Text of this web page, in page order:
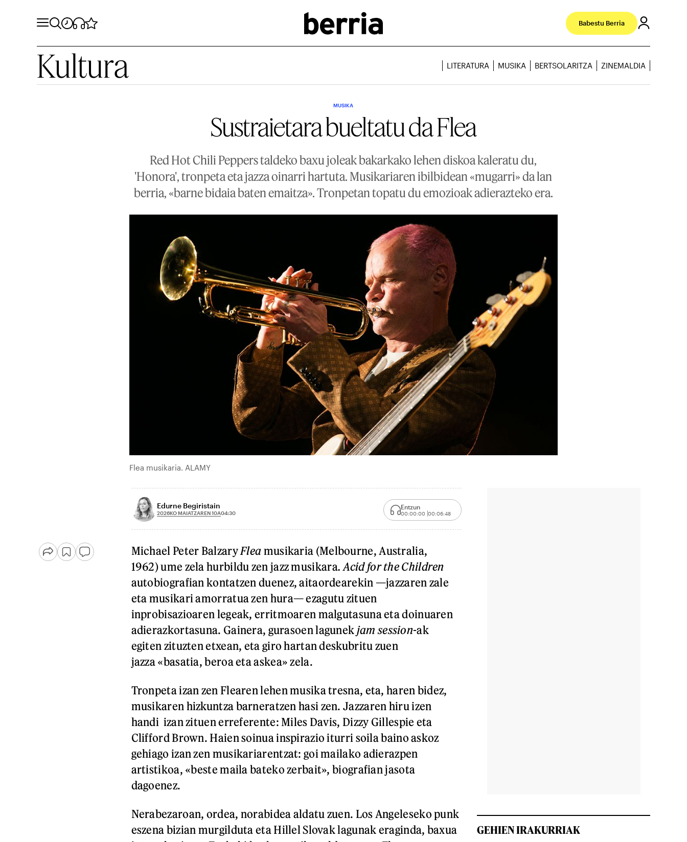
Babestu Berria
Kultura LITERATURA MUSIKA BERTSOLARITZA ZINEMALDIA
MUSIKA
Sustraietara bueltatu da Flea
Red Hot Chili Peppers taldeko baxu joleak bakarkako lehen diskoa kaleratu du,
'Honora', tronpeta eta jazza oinarri hartuta. Musikariaren ibilbidean «mugarri» da lan
berria, «barne bidaia baten emaitza». Tronpetan topatu du emozioak adierazteko era.
Flea musikaria. ALAMY
Edurne Begiristain
2026KO MAIATZAREN 10A04:30
Entzun
00:00:00 00:06:48
Michael Peter Balzary Flea musikaria (Melbourne, Australia,
1962)ume zela hurbildu zen jazz musikara. Acid for the Children
autobiografian kontatzen duenez, aitaordearekin —jazzaren zale
eta musikari amorratua zen hura— ezagutu zituen
inprobisazioaren legeak, erritmoaren malgutasuna eta doinuaren
adierazkortasuna. Gainera, gurasoen lagunek jam session-ak
egiten zituzten etxean, eta giro hartan deskubritu zuen
jazza «basatia, beroa eta askea» zela.
Tronpeta izan zen Flearen lehen musika tresna, eta, haren bidez,
musikaren hizkuntza barneratzen hasi zen. Jazzaren hiru izen
handi izan zituen erreferente: Miles Davis, Dizzy Gillespie eta
Clifford Brown. Haien soinua inspirazio iturri soila baino askoz
gehiago izan zen musikariarentzat: goi mailako adierazpen
artistikoa, «beste maila bateko zerbait», biografian jasota
dagoenez.
Nerabezaroan, ordea, norabidea aldatu zuen. Los Angeleseko punk
eszena bizian murgilduta eta Hillel Slovak lagunak eraginda, baxua
GEHIEN IRAKURRIAK